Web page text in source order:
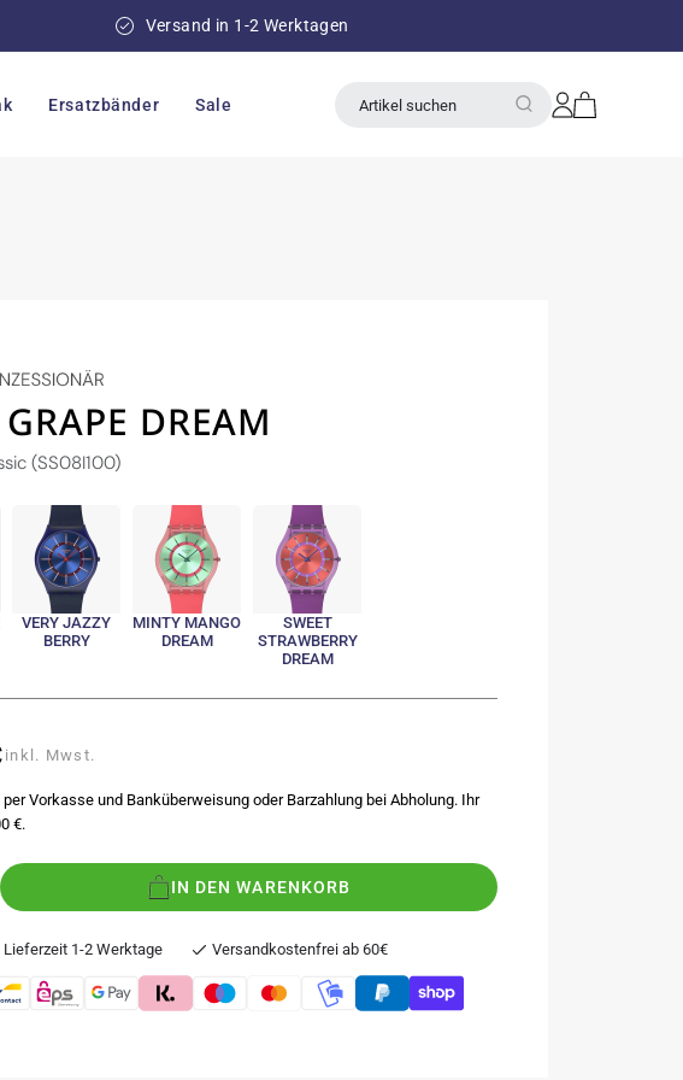
Versand in 1-2 Werktagen
Ersatzbänder Sale Artikel suchen Einloggen
Warenkorb
DREAM
(SS08I100)
VERY JAZZY
BERRY
MINTY MANGO
DREAM
SWEET
STRAWBERRY
DREAM
inkl. Mwst.
Vorkasse und Banküberweisung oder Barzahlung bei Abholung. Ihr
€.
IN DEN WARENKORB
Lieferzeit 1-2 Werktage Versandkostenfrei ab 60€